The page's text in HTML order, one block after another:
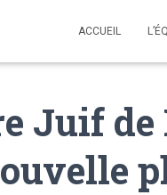
ACCUEIL
Juif